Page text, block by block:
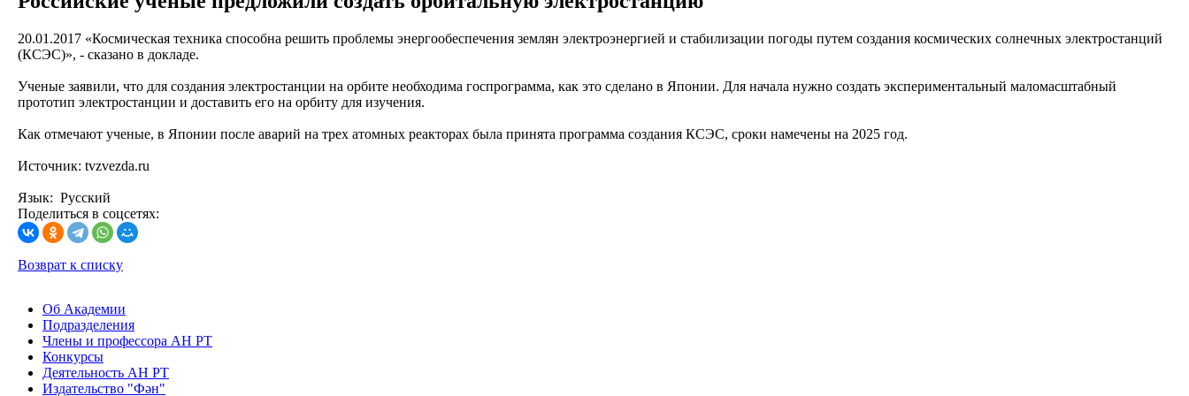
20.01.2017 «Космическая техника способна решить проблемы энергообеспечения землян электроэнергией и стабилизации погоды путем создания космических солнечных электростанций
(КСЭС)», - сказано в докладе.
Ученые заявили, что для создания электростанции на орбите необходима госпрограмма, как это сделано в Японии. Для начала нужно создать экспериментальный маломасштабный
прототип электростанции и доставить его на орбиту для изучения.
Как отмечают ученые, в Японии после аварий на трех атомных реакторах была принята программа создания КСЭС, сроки намечены на 2025 год.
Источник: tvzvezda.ru
Язык: Русский
Поделиться в соцсетях:
Возврат к списку
Об Академии
Подразделения
Члены и профессора АН РТ
Конкурсы
Деятельность АН РТ
Издательство "Фән"